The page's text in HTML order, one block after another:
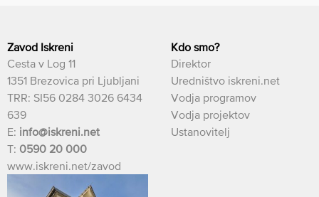
Zavod Iskreni
Cesta v Log 11
1351 Brezovica pri Ljubljani
TRR: SI56 0284 3026 6434
639
E: info@iskreni.net
T: 0590 20 000
www.iskreni.net/zavod
Kdo smo?
Direktor
Uredništvo iskreni.net
Vodja programov
Vodja projektov
Ustanovitelj